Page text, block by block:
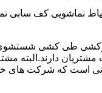
نماشویی کف سابی
طی کشی شستشوی
مشتریان
است که شرکت های